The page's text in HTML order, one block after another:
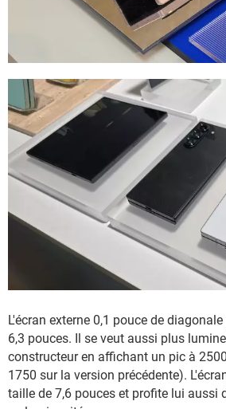
L'écran externe 0,1 pouce de
6,3 pouces. Il se veut aussi plus
constructeur en affichant un pic à
1750 sur la version précédente).
taille de 7,6 pouces et profite lui aussi